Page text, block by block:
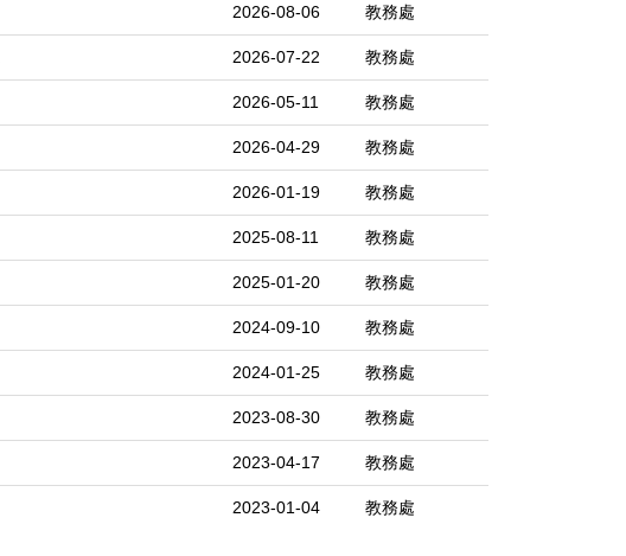
2026-08-06 教務處
2026-07-22 教務處
2026-05-11 教務處
2026-04-29 教務處
2026-01-19 教務處
2025-08-11 教務處
2025-01-20 教務處
2024-09-10 教務處
2024-01-25 教務處
2023-08-30 教務處
2023-04-17 教務處
2023-01-04 教務處